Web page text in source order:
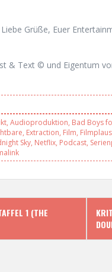
Liebe Grüße, Euer
& Text © und Eigentum
, Audioproduktion, Bad Boys
, Extraction, Film,
Sky, Netflix, Podcast,
1 (THE